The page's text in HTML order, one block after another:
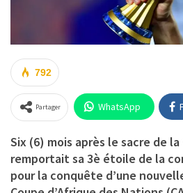
792
Partager WhatsApp
Six (6) mois après le sacre de
remportait sa 3è étoile de la
pour la conquête d’une